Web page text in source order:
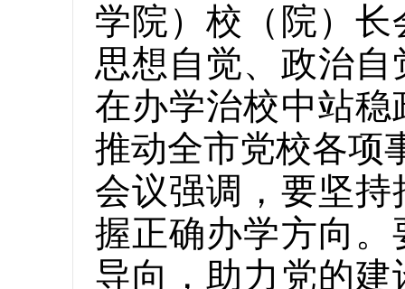
学院）校（院）
思想自觉、政治
在办学治校中站
推动全市党校各项
会议强调，要坚
握正确办学方向
导向，助力党的